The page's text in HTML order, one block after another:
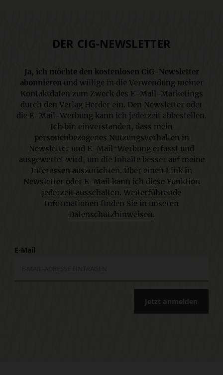
DER CIG-NEWSLETTER
Ja, ich möchte den kostenlosen CiG-Newsletter
abonnieren und willige in die Verwendung meiner
Kontaktdaten zum Zweck des E-Mail-Marketings
durch den Verlag Herder ein. Den Newsletter oder
die E-Mail-Werbung kann ich jederzeit abbestellen.
Ich bin einverstanden, dass mein
personenbezogenes Nutzungsverhalten in
Newsletter und E-Mail-Werbung erfasst und
ausgewertet wird, um die Inhalte besser auf meine
Interessen auszurichten. Über einen Link in
Newsletter oder E-Mail kann ich diese Funktion
jederzeit ausschalten. Weiterführende
Informationen finden Sie in unseren
Datenschutzhinweisen .
E-Mail
Jetzt anmelden